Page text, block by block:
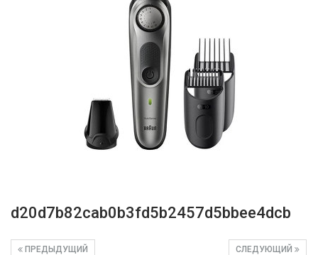
d20d7b82cab0b3fd5b2457d5bbee4dcb
СЛЕДУЮЩИЙ
ПРЕДЫДУЩИЙ